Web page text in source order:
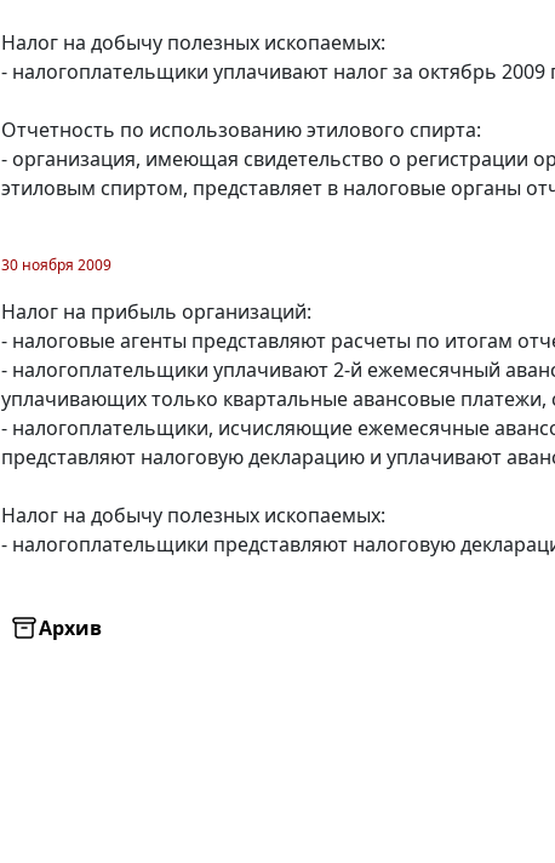
Налог на добычу полезных ископаемых:
- налогоплательщики уплачивают налог за октябрь 2009
Отчетность по использованию этилового спирта:
- организация, имеющая свидетельство о
этиловым спиртом, представляет в налоговые органы
30 ноября 2009
Налог на прибыль организаций:
- налоговые агенты представляют расчеты по итогам
- налогоплательщики уплачивают 2-й ежемесячный
уплачивающих только квартальные авансовые платежи,
- налогоплательщики, исчисляющие ежемесячные
представляют налоговую декларацию и уплачивают
Налог на добычу полезных ископаемых:
- налогоплательщики представляют налоговую
Архив